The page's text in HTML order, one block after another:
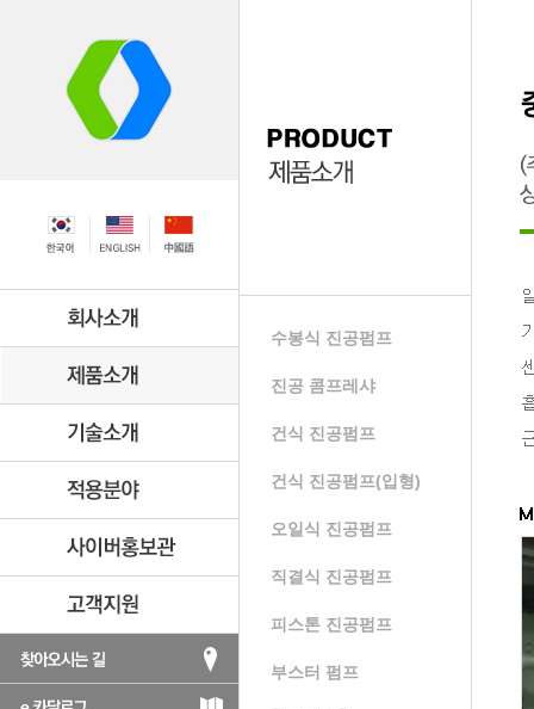
수봉식 진공펌프
진공 콤프레샤
건식 진공펌프
건식 진공펌프(입형)
오일식 진공펌프
직결식 진공펌프
피스톤 진공펌프
부스터 펌프